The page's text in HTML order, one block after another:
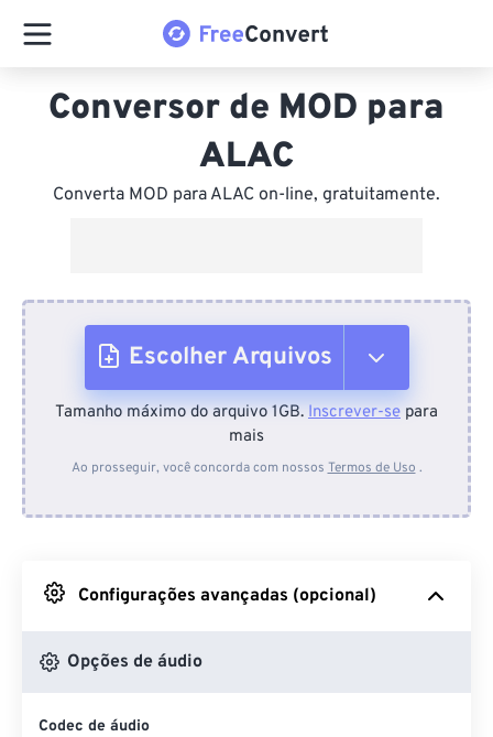
Conversor de MOD para
ALAC
Converta MOD para ALAC on-line, gratuitamente.
Escolher Arquivos
Do dispositivo
Do Google Drive
Do OneDrive
Tamanho máximo do arquivo 1GB. Inscrever-se para
mais
Ao prosseguir, você concorda com nossos Termos de Uso .
Configurações avançadas (opcional)
Opções de áudio
Codec de áudio